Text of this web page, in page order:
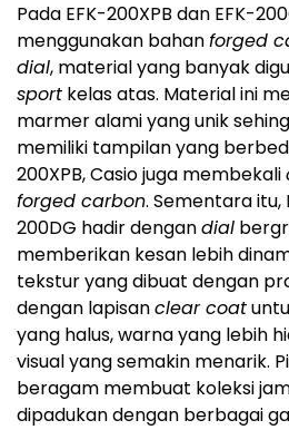
Pada EFK-200XPB dan EFK-
menggunakan bahanforged
dial, material yang banyak
sport kelas atas. Material ini
marmer alami yang unik
memiliki tampilan yang
200XPB, Casio juga membekali
forged carbon. Sementara itu,
200DG hadir dengandial
memberikan kesan lebih
tekstur yang dibuat dengan
dengan lapisanclear coat
yang halus, warna yang lebih
visual yang semakin menarik.
beragam membuat koleksi
dipadukan dengan berbagai